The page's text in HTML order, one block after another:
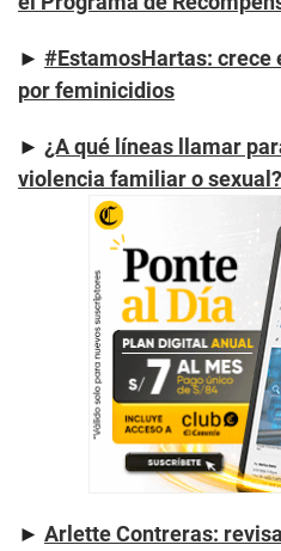
► #EstamosHartas: crece
por feminicidios
► ¿A qué líneas llamar
violencia familiar o
► Arlette Contreras: